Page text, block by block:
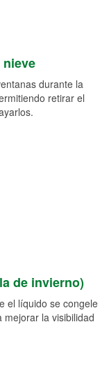
durante la
retirar el
de invierno)
el líquido se congele
la visibilidad